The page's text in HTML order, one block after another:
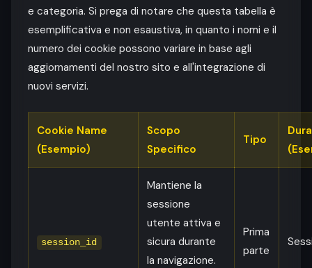
e categoria. Si prega di notare che questa tabella è
esemplificativa e non esaustiva, in quanto i nomi e il
numero dei cookie possono variare in base agli
aggiornamenti del nostro sito e all'integrazione di
nuovi servizi.
Cookie Name
(Esempio)
Scopo
Specifico
Tipo
session_id
Mantiene la
sessione
utente attiva e
sicura durante
la navigazione.
Prima
parte